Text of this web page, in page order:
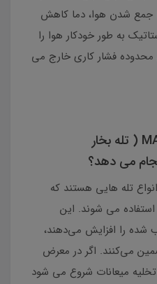
جمع شدن هوا، دما کاهش
به طور خودکار هوا را
محدوده فشار کاری خارج می
تله تراپ ترموستاتیک MAW ( تله بخار
می دهد؟
تله هایی هستند که
می شوند. این
شده را افزایش می‌دهند،
می‌کنند. اگر در معرض
تخلیه میعانات شروع می شود